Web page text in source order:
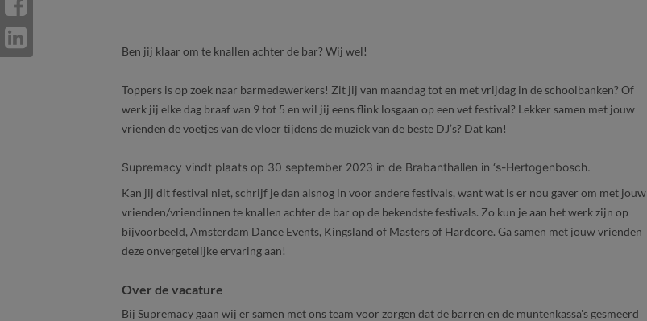
Ben jij klaar om te knallen achter de bar? Wij wel!
Toppers is op zoek naar barmedewerkers! Zit jij van maandag tot en met vrijdag in de schoolbanken? Of
werk jij elke dag braaf van 9 tot 5 en wil jij eens flink losgaan op een vet festival? Lekker samen met jouw
vrienden de voetjes van de vloer tijdens de muziek van de beste DJ’s? Dat kan!
Supremacy vindt plaats op 30 september 2023 in de Brabanthallen in ‘s-Hertogenbosch.
Kan jij dit festival niet, schrijf je dan alsnog in voor andere festivals, want wat is er nou gaver om met jouw
vrienden/vriendinnen te knallen achter de bar op de bekendste festivals. Zo kun je aan het werk zijn op
bijvoorbeeld, Amsterdam Dance Events, Kingsland of Masters of Hardcore. Ga samen met jouw vrienden
deze onvergetelijke ervaring aan!
Over de vacature
Bij Supremacy gaan wij er samen met ons team voor zorgen dat de barren en de muntenkassa's gesmeerd